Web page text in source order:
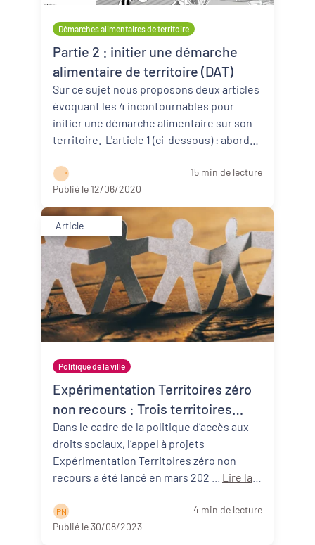
Démarches alimentaires de territoire
Partie 2 : initier une démarche
alimentaire de territoire (DAT)
Sur ce sujet nous proposons deux articles
évoquant les 4 incontournables pour
initier une démarche alimentaire sur son
territoire. L'article 1 (ci-dessous) : aborde
E P
15 min de lecture
Publié le 12/06/2020
Article
Politique de la ville
Expérimentation Territoires zéro
non recours : Trois territoires
néo-aquitains participants !
Dans le cadre de la politique d’accès aux
droits sociaux, l’appel à projets
Expérimentation Territoires zéro non
Lire la
P N
4 min de lecture
Publié le 30/08/2023